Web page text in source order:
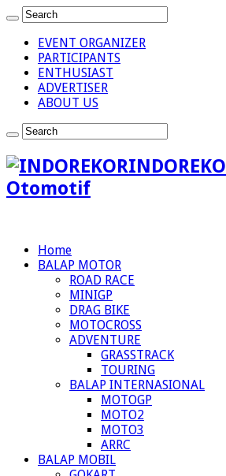
EVENT ORGANIZER
PARTICIPANTS
ENTHUSIAST
ADVERTISER
ABOUT US
Otomotif
Home
BALAP MOTOR
ROAD RACE
MINIGP
DRAG BIKE
MOTOCROSS
ADVENTURE
GRASSTRACK
TOURING
BALAP INTERNASIONAL
MOTOGP
MOTO2
MOTO3
ARRC
BALAP MOBIL